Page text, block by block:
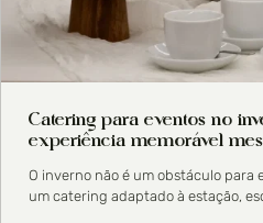
Catering para eventos no
experiência memorável
O inverno não é um obstáculo para
um catering adaptado à estação,